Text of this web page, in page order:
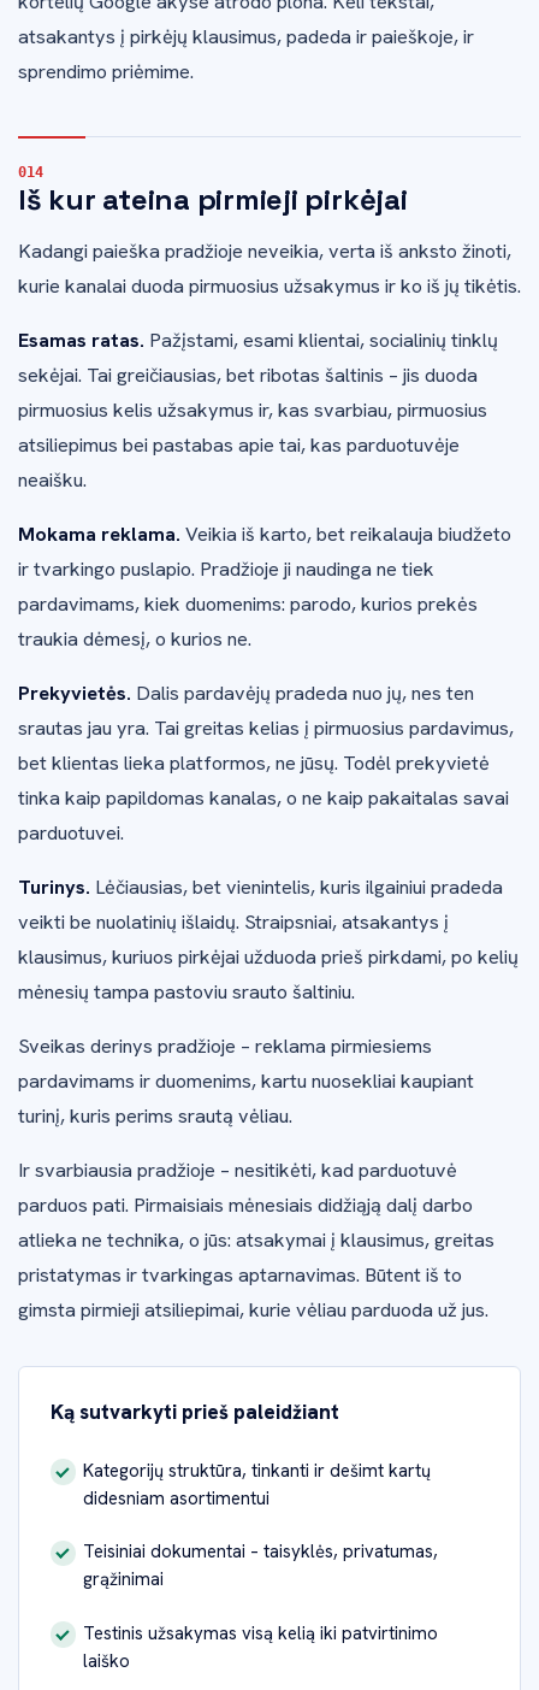
atsakantys į pirkėjų klausimus, padeda ir paieškoje, ir
sprendimo priėmime.
Iš kur ateina pirmieji pirkėjai
Kadangi paieška pradžioje neveikia, verta iš anksto žinoti,
kurie kanalai duoda pirmuosius užsakymus ir ko iš jų tikėtis.
Esamas ratas. Pažįstami, esami klientai, socialinių tinklų
sekėjai. Tai greičiausias, bet ribotas šaltinis – jis duoda
pirmuosius kelis užsakymus ir, kas svarbiau, pirmuosius
atsiliepimus bei pastabas apie tai, kas parduotuvėje
neaišku.
Mokama reklama. Veikia iš karto, bet reikalauja biudžeto
ir tvarkingo puslapio. Pradžioje ji naudinga ne tiek
pardavimams, kiek duomenims: parodo, kurios prekės
traukia dėmesį, o kurios ne.
Prekyvietės. Dalis pardavėjų pradeda nuo jų, nes ten
srautas jau yra. Tai greitas kelias į pirmuosius pardavimus,
bet klientas lieka platformos, ne jūsų. Todėl prekyvietė
tinka kaip papildomas kanalas, o ne kaip pakaitalas savai
parduotuvei.
Turinys. Lėčiausias, bet vienintelis, kuris ilgainiui pradeda
veikti be nuolatinių išlaidų. Straipsniai, atsakantys į
klausimus, kuriuos pirkėjai užduoda prieš pirkdami, po kelių
mėnesių tampa pastoviu srauto šaltiniu.
Sveikas derinys pradžioje – reklama pirmiesiems
pardavimams ir duomenims, kartu nuosekliai kaupiant
turinį, kuris perims srautą vėliau.
Ir svarbiausia pradžioje – nesitikėti, kad parduotuvė
parduos pati. Pirmaisiais mėnesiais didžiąją dalį darbo
atlieka ne technika, o jūs: atsakymai į klausimus, greitas
pristatymas ir tvarkingas aptarnavimas. Būtent iš to
gimsta pirmieji atsiliepimai, kurie vėliau parduoda už jus.
Ką sutvarkyti prieš paleidžiant
Kategorijų struktūra, tinkanti ir dešimt kartų
didesniam asortimentui
Teisiniai dokumentai – taisyklės, privatumas,
grąžinimai
Testinis užsakymas visą kelią iki patvirtinimo
laiško